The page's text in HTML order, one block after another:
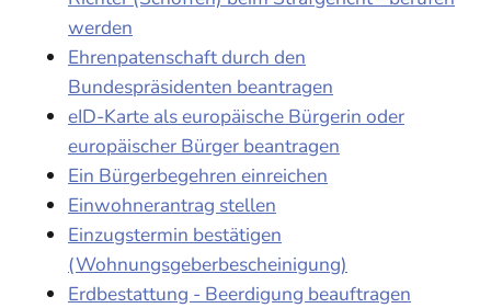
werden
Ehrenpatenschaft durch den
Bundespräsidenten beantragen
eID-Karte als europäische Bürgerin oder
europäischer Bürger beantragen
Ein Bürgerbegehren einreichen
Einwohnerantrag stellen
Einzugstermin bestätigen
(Wohnungsgeberbescheinigung)
Erdbestattung - Beerdigung beauftragen